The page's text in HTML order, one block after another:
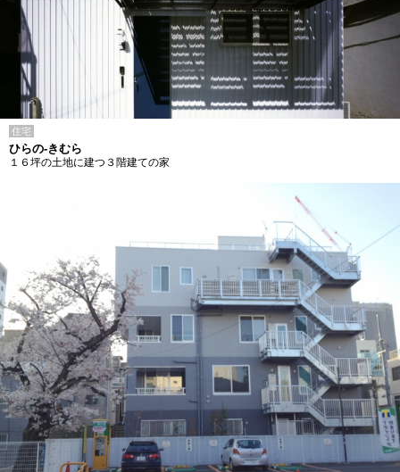
住宅
ひらの-きむら
１６坪の土地に建つ３階建ての家